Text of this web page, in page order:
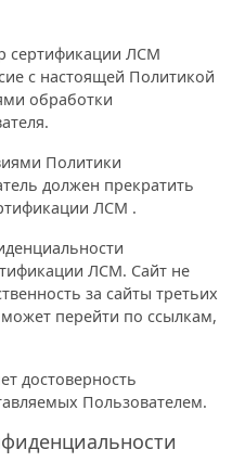
сертификации ЛСМ
с настоящей Политикой
обработки
Политики
должен прекратить
ЛСМ .
ЛСМ. Сайт не
за сайты третьих
перейти по ссылкам,
достоверность
Пользователем.